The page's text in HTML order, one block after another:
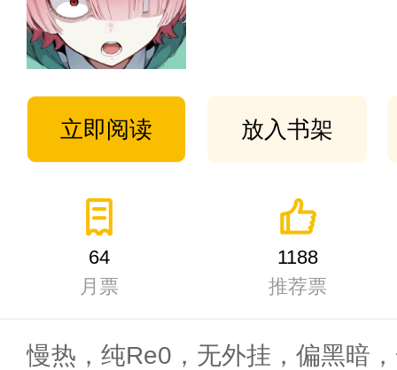
立即阅读 放入书架
64
月票
1188
推荐票
慢热，纯Re0，无外挂，偏黑暗